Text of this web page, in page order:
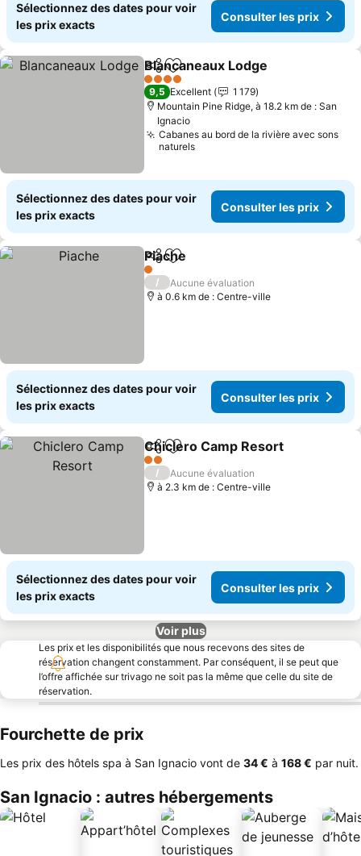
Sélectionnez des dates pour voir
les prix exacts
Consulter les prix
PartagerAjouter à mes favoris
Blancaneaux Lodge
4 Étoiles
9,5 Excellent
1 179
Mountain Pine Ridge, à 18.2 km de : San
Ignacio
Cabanes au bord de la rivière avec sons
naturels
Sélectionnez des dates pour voir
les prix exacts
Consulter les prix
PartagerAjouter à mes favoris
Piache
1 Étoiles
/
Aucune évaluation
à 0.6 km de : Centre-ville
Sélectionnez des dates pour voir
les prix exacts
Consulter les prix
PartagerAjouter à mes favoris
Chiclero Camp Resort
2 Étoiles
/
Aucune évaluation
à 2.3 km de : Centre-ville
Sélectionnez des dates pour voir
les prix exacts
Consulter les prix
Voir plus
Les prix et les disponibilités que nous recevons des sites de
réservation changent constamment. Par conséquent, il se peut que
l’offre affichée sur trivago ne soit pas la même que celle du site de
réservation.
Fourchette de prix
Les prix des hôtels spa à San Ignacio vont de ‎34 € à ‎168 € par nuit.
San Ignacio : autres hébergements